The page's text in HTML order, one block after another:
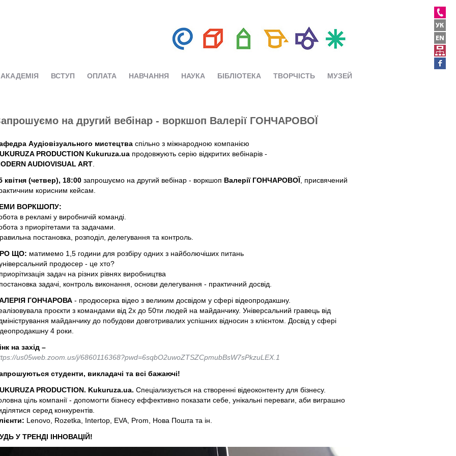
АКАДЕМІЯ ВСТУП ОПЛАТА НАВЧАННЯ НАУКА БІБЛІОТЕКА ТВОРЧІСТЬ МУЗЕЙ
на другий вебінар - воркшоп Валерiї ГОНЧАРОВОЇ
Aудiовiзуального мистецтва спiльно з міжнародною компанією
PRODUCTION Kukuruza.ua продовжують серію відкритих вебінарів -
AUDIOVISUAL ART
квітня (четвер), 18:00 запрошуємо на другий вебінар - воркшоп Валерiї ГОНЧАРОВОЇ , присвячений
корисним кейсам.
ВОРКШОПУ:
в рекламі у виробничій команді.
з приорітетами та задачами.
постановка, розподіл, делегування та контроль.
ЩО: матимемо 1,5 години для розбіру одних з найболючіших питань
продюсер - це хто?
задач на різних рівнях виробництва
задачі, контроль виконання, основи делегування - практичний досвід.
ГОНЧАРОВА - продюсерка відео з великим досвідом у сфері відеопродакшну.
проєкти з командами від 2х до 50ти людей на майданчику. Універсальний гравець від
майданчику до побудови довготривалих успішних відносин з клієнтом. Досвід у сфері
4 роки.
на захід –
us05web.zoom.us/j/6860116368?pwd=6sqbO2uwoZTSZCpmubBsW7sPkzuLEX.1
студенти, викладачі та всі бажаючі!
PRODUCTION. Kukuruza.ua. Спеціализується на створенні відеоконтенту для бізнесу.
ціль компанії - допомогти бізнесу еффективно показати себе, унікальні переваги, аби виграшно
серед конкурентів.
Lenovo, Rozetka, Intertop, EVA, Prom, Нова Пошта та ін.
У ТРЕНДІ ІННОВАЦІЙ!